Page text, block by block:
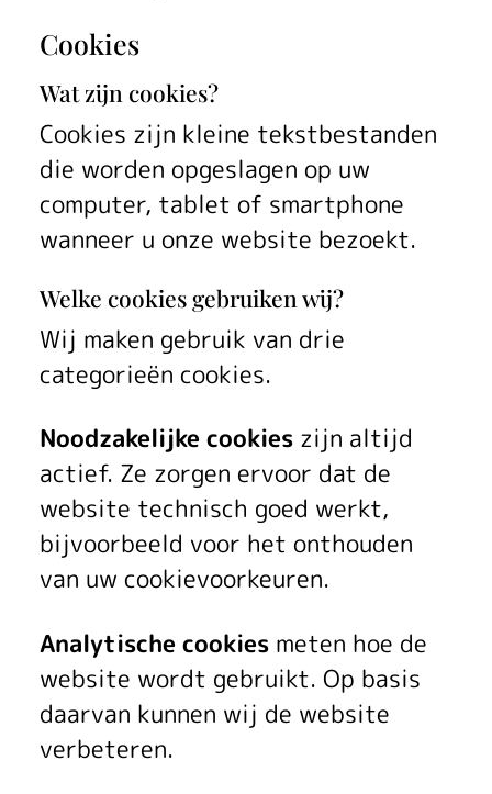
Cookies
Wat zijn cookies?
Cookies zijn kleine tekstbestanden
die worden opgeslagen op uw
computer, tablet of smartphone
wanneer u onze website bezoekt.
Welke cookies gebruiken wij?
Wij maken gebruik van drie
categorieën cookies.
Noodzakelijke cookies zijn altijd
actief. Ze zorgen ervoor dat de
website technisch goed werkt,
bijvoorbeeld voor het onthouden
van uw cookievoorkeuren.
Analytische cookies meten hoe de
website wordt gebruikt. Op basis
daarvan kunnen wij de website
verbeteren.